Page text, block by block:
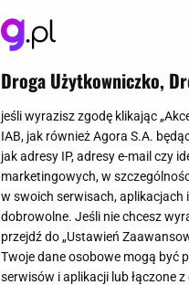
Za dnia jest
miasto ma
Zuzanna Karczmarczyk
3 czerwca 2026, 06:12
Niektóre miasta dopiero
latarnie, odbicia
Droga Użytkowniczko,
jeśli wyrazisz zgodę klikając
IAB, jak również Agora S.A.
jak adresy IP, adresy e-mail czy
marketingowych, w
w swoich serwisach, aplikacjach
dobrowolne. Jeśli nie chcesz
przejdź do „Ustawień
Twoje dane osobowe mogą być
serwisów i aplikacji lub łączone